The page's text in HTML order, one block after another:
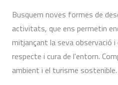
Busquem noves formes de
activitats, que ens permetin
mitjançant la seva observació
respecte i cura de l'entorn.
ambient i el turisme sostenible.